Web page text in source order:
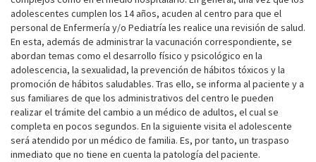
adolescentes cumplen los 14 años, acuden al centro para que el
personal de Enfermería y/o Pediatría les realice una revisión de salud.
En esta, además de administrar la vacunación correspondiente, se
abordan temas como el desarrollo físico y psicológico en la
adolescencia, la sexualidad, la prevención de hábitos tóxicos y la
promoción de hábitos saludables. Tras ello, se informa al paciente y a
sus familiares de que los administrativos del centro le pueden
realizar el trámite del cambio a un médico de adultos, el cual se
completa en pocos segundos. En la siguiente visita el adolescente
será atendido por un médico de familia. Es, por tanto, un traspaso
inmediato que no tiene en cuenta la patología del paciente.